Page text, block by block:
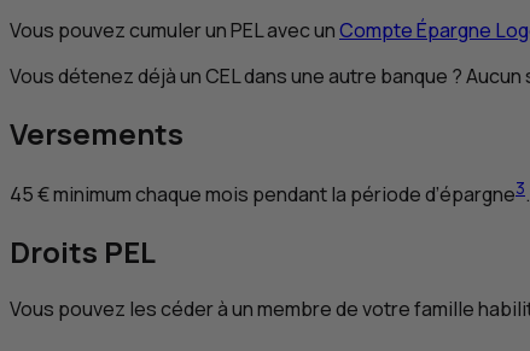
Vous pouvez cumuler unPELavec unCompte Épargne
Vous détenez déjà unCELdans une autre banque ?
Versements
45 € minimum chaque mois pendant la période d’épargne3.
Droits PEL
Vous pouvez les céder à un membre de votre famille